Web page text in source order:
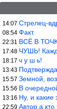
14:07 Стрелец-
08:54 Факт.
22:31 ВСЁ В
17:48 ЧУШЬ! Каждый
18:17 ч у ш ь!
13:43
15:57 Земной,
15:56 В очередной
13:16 Ну, и какие
22:59 Автор а кто